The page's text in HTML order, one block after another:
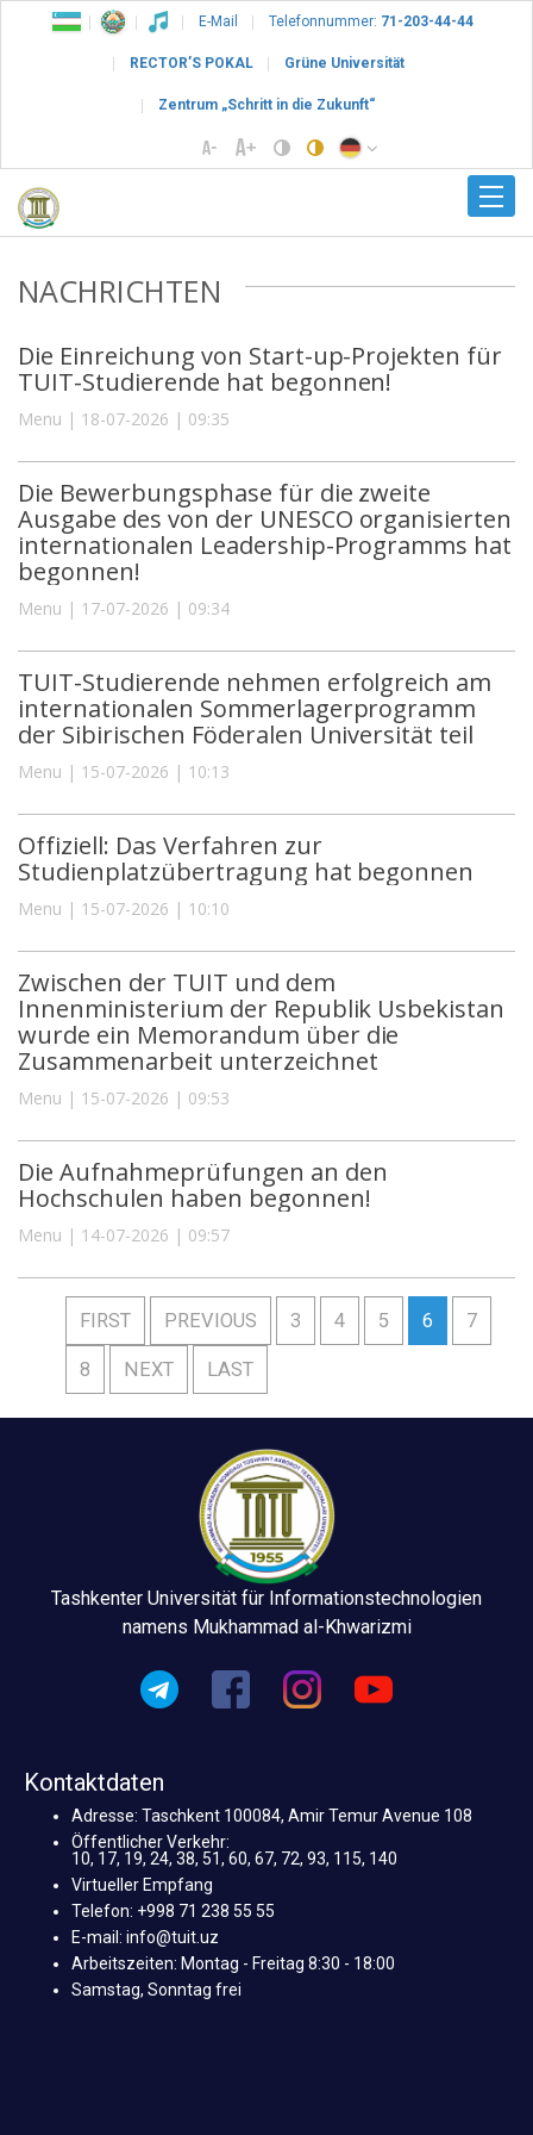
E-Mail Telefonnummer: 71-203-44-44
RECTOR’S POKAL Grüne Universität
Zentrum „Schritt in die Zukunft“
NACHRICHTEN
Die Einreichung von Start-up-Projekten für
TUIT-Studierende hat begonnen!
Menu | 18-07-2026 | 09:35
Die Bewerbungsphase für die zweite
Ausgabe des von der UNESCO organisierten
internationalen Leadership-Programms hat
begonnen!
Menu | 17-07-2026 | 09:34
TUIT-Studierende nehmen erfolgreich am
internationalen Sommerlagerprogramm
der Sibirischen Föderalen Universität teil
Menu | 15-07-2026 | 10:13
Offiziell: Das Verfahren zur
Studienplatzübertragung hat begonnen
Menu | 15-07-2026 | 10:10
Zwischen der TUIT und dem
Innenministerium der Republik Usbekistan
wurde ein Memorandum über die
Zusammenarbeit unterzeichnet
Menu | 15-07-2026 | 09:53
Die Aufnahmeprüfungen an den
Hochschulen haben begonnen!
Menu | 14-07-2026 | 09:57
FIRST PREVIOUS 3 4 5 6 7
8 NEXT LAST
Tashkenter Universität für Informationstechnologien
namens Mukhammad al-Khwarizmi
Kontaktdaten
Adresse: Taschkent 100084, Amir Temur Avenue 108
Öffentlicher Verkehr:
10, 17, 19, 24, 38, 51, 60, 67, 72, 93, 115, 140
Virtueller Empfang
Telefon: +998 71 238 55 55
E-mail: info@tuit.uz
Arbeitszeiten: Montag - Freitag 8:30 - 18:00
Samstag, Sonntag frei